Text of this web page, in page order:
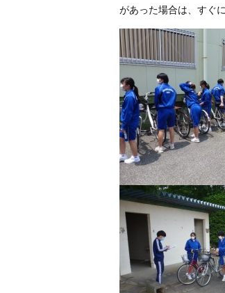
があった場合は、すぐ